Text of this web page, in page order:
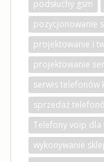
podsłuchy gsm
pozycjonowanie
projektowanie i
projektowanie
serwis telefonów
sprzedaż
Telefony voip dla
wykonywanie